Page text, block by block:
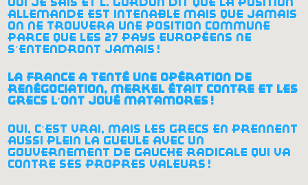
allemande est intenable mais que jamais
on ne trouvera une position commune
parce que les 27 pays européens ne
s’entendront jamais !
la france a tenté une opération de
renégociation, merkel était contre et les
grecs l’ont joué matamores !
oui, c’est vrai, mais les grecs en prennent
aussi plein la gueule avec un
gouvernement de gauche radicale qui va
contre ses propres valeurs !